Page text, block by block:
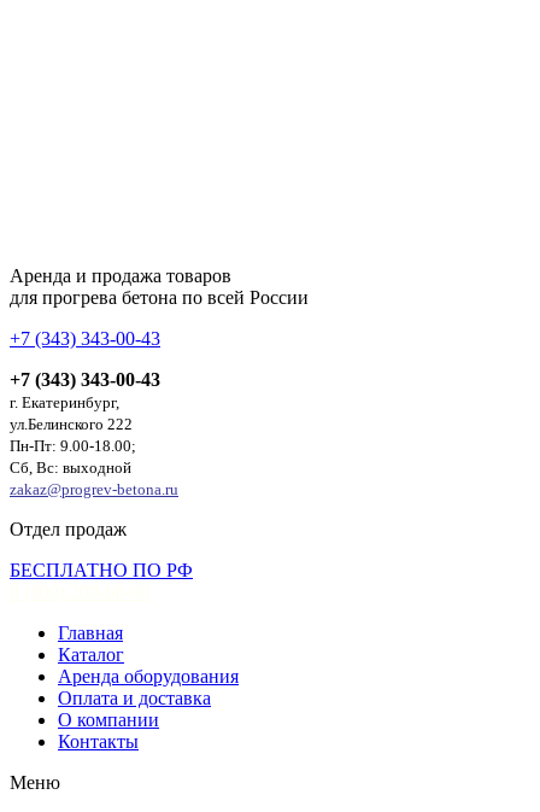
Аренда и продажа товаров
для прогрева бетона по всей России
+7 (343) 343-00-43
+7 (343) 343-00-43
г. Екатеринбург,
ул.Белинского 222
Пн-Пт: 9.00-18.00;
Сб, Вс: выходной
zakaz@progrev-betona.ru
Отдел продаж
БЕСПЛАТНО ПО РФ
Главная
Каталог
Аренда оборудования
Оплата и доставка
О компании
Контакты
Меню